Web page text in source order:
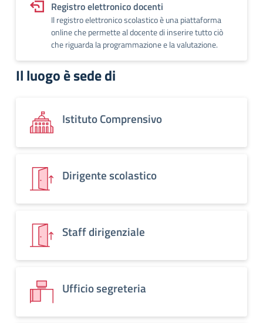
Registro elettronico docenti
Il registro elettronico scolastico è una piattaforma
online che permette al docente di inserire tutto ciò
che riguarda la programmazione e la valutazione.
Il luogo è sede di
Istituto Comprensivo
Dirigente scolastico
Staff dirigenziale
Ufficio segreteria